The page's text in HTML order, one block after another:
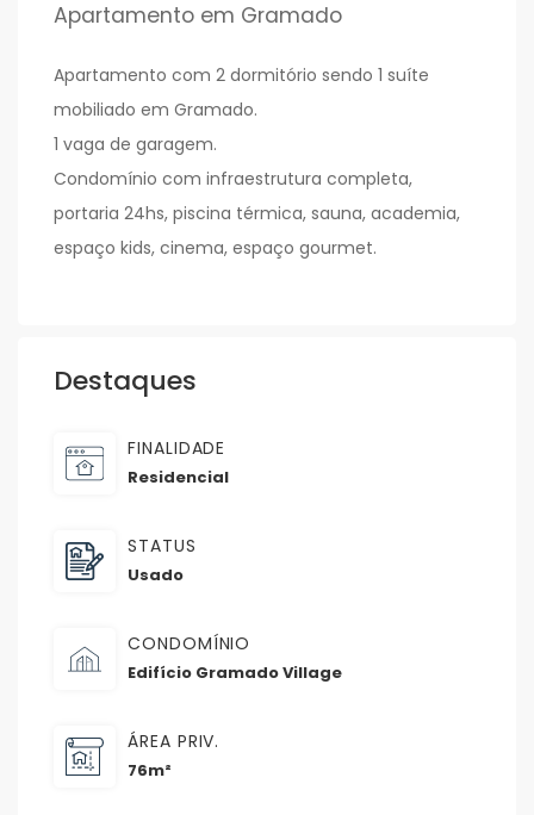
Apartamento em Gramado
Apartamento com 2 dormitório sendo 1 suíte
mobiliado em Gramado.
1 vaga de garagem.
Condomínio com infraestrutura completa,
portaria 24hs, piscina térmica, sauna, academia,
espaço kids, cinema, espaço gourmet.
Destaques
FINALIDADE
Residencial
STATUS
Usado
CONDOMÍNIO
Edifício Gramado Village
ÁREA PRIV.
76m²